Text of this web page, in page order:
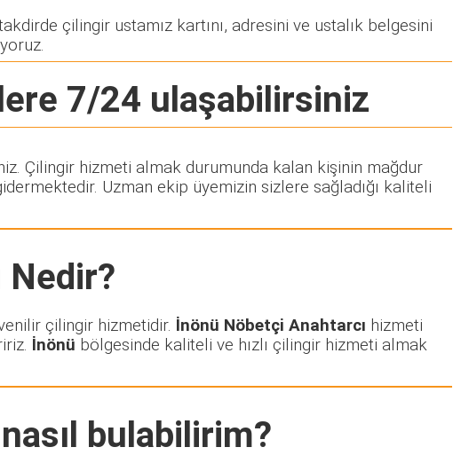
çilingir ustamız kartını, adresini ve ustalık belgesini
7/24 ulaşabilirsiniz
Çilingir hizmeti almak durumunda kalan kişinin mağdur
Uzman ekip üyemizin sizlere sağladığı kaliteli
Nedir?
çilingir hizmetidir. İnönü Nöbetçi Anahtarcı hizmeti
İnönü bölgesinde kaliteli ve hızlı çilingir hizmeti almak
bulabilirim?